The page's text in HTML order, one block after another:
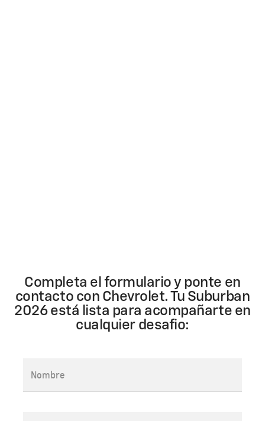
Completa el formulario y ponte en
contacto con Chevrolet. Tu Suburban
2026 está lista para acompañarte en
cualquier desafio: